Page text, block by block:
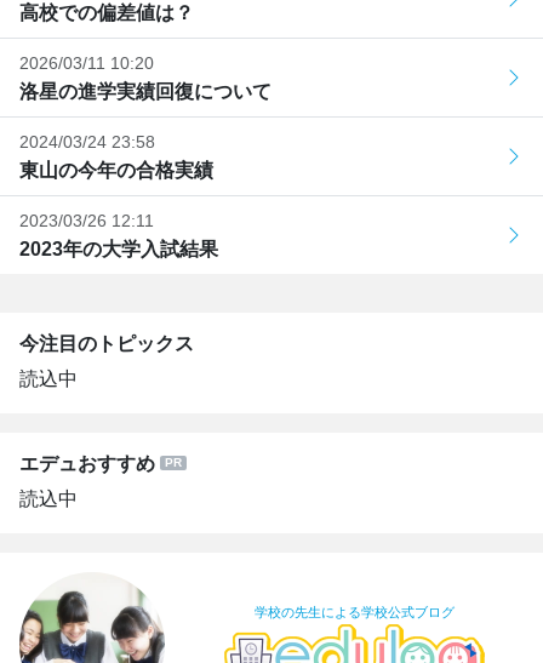
高校での偏差値は？
2026/03/11 10:20
洛星の進学実績回復について
2024/03/24 23:58
東山の今年の合格実績
2023/03/26 12:11
2023年の大学入試結果
今注目のトピックス
読込中
エデュおすすめ
読込中
学校の先生による学校公式ブログ